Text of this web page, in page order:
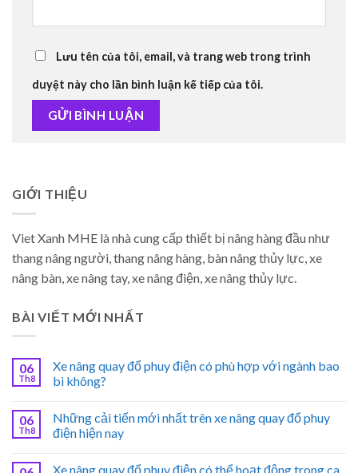
Lưu tên của tôi, email, và trang web trong trình
duyệt này cho lần bình luận kế tiếp của tôi.
GIỚI THIỆU
Viet Xanh MHE là nhà cung cấp thiết bị nâng hàng đầu như
thang nâng người, thang nâng hàng, bàn nâng thủy lực, xe
nâng bàn, xe nâng tay, xe nâng điện, xe nâng thủy lực.
BÀI VIẾT MỚI NHẤT
06
Th8
Xe nâng quay đổ phuy điện có phù hợp với ngành bao
bì không?
06
Th8
Những cải tiến mới nhất trên xe nâng quay đổ phuy
điện hiện nay
Xe nâng quay đổ phuy điện có thể hoạt động trong ca